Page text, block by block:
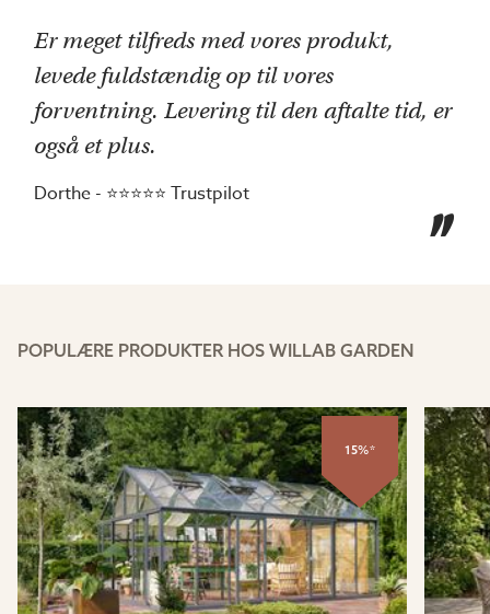
Er meget tilfreds med vores produkt,
levede fuldstændig op til vores
forventning. Levering til den aftalte tid, er
også et plus.
Dorthe - ⭐⭐⭐⭐⭐ Trustpilot
"
POPULÆRE PRODUKTER HOS WILLAB GARDEN
15%*